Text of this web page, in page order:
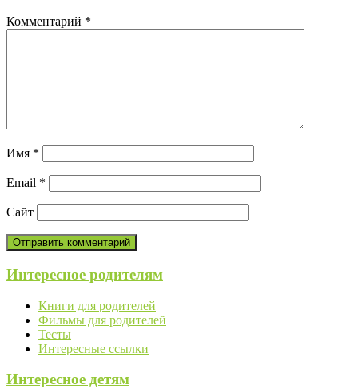
Комментарий *
Имя *
Email *
Сайт
Интересное родителям
Книги для родителей
Фильмы для родителей
Тесты
Интересные ссылки
Интересное детям